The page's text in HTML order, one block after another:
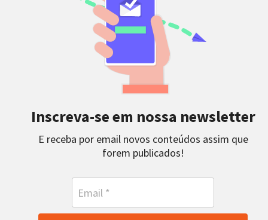
Inscreva-se em nossa newsletter
E receba por email novos conteúdos assim que
forem publicados!